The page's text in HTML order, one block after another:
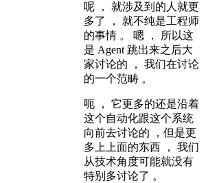
呢 ， 就涉及到的人就更
多了 ， 就不纯是工程师
的事情 。 嗯 ， 所以这
是 Agent 跳出来之后大
家讨论的 ， 我们在讨论
的一个范畴 。
呃 ， 它更多的还是沿着
这个自动化跟这个系统
向前去讨论的 ，但是更
多上上面的东西 ， 我们
从技术角度可能就没有
特别多讨论了 。